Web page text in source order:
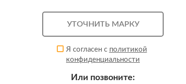
Я согласен с политикой
конфиденциальности
Или позвоните: